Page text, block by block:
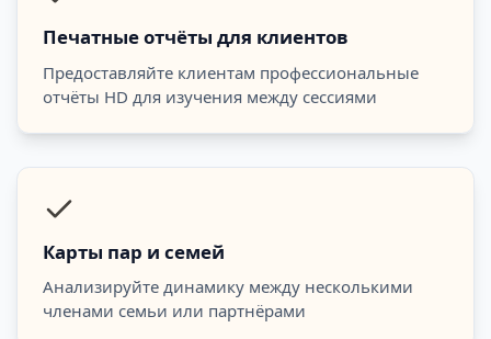
Печатные отчёты для клиентов
Предоставляйте клиентам профессиональные
отчёты HD для изучения между сессиями
Карты пар и семей
Анализируйте динамику между несколькими
членами семьи или партнёрами